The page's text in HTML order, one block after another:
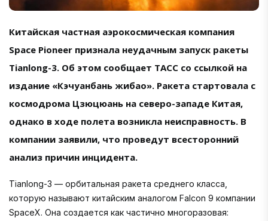
Китайская частная аэрокосмическая компания
Space Pioneer признала неудачным запуск ракеты
Tianlong-3. Об этом сообщает ТАСС со ссылкой на
издание «Кэчуанбань жибао». Ракета стартовала с
космодрома Цзюцюань на северо-западе Китая,
однако в ходе полета возникла неисправность. В
компании заявили, что проведут всесторонний
анализ причин инцидента.
Tianlong-3 — орбитальная ракета среднего класса,
которую называют китайским аналогом Falcon 9 компании
SpaceX. Она создается как частично многоразовая: